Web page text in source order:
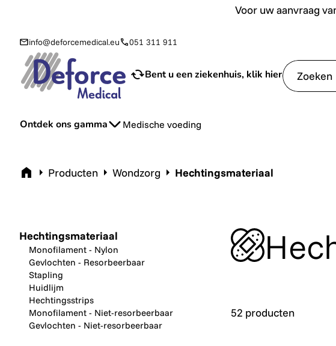
Voor uw aanvraag
Voor uw aanvraag van sondevoeding en toebehoren bij u thuis. Klik
info@deforcemedical.eu 051 311 911
Bent u een ziekenhuis, klik hier
Ontdek ons gamma Medische voeding
Home Producten Wondzorg Hechtingsmateriaal
52 producten
Hechtingsmateriaal
Monofilament - Nylon
Gevlochten - Resorbeerbaar
Stapling
Huidlijm
Hechtingsstrips
Monofilament - Niet-resorbeerbaar
Gevlochten - Niet-resorbeerbaar